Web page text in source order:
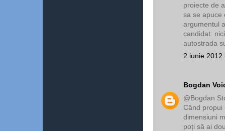
proiecte de
sa se apuce
argumentul
candidat:
autostrada
2 iunie 2012
Bogdan
@Bogdan
Când propui
dimensiuni
poți să ai